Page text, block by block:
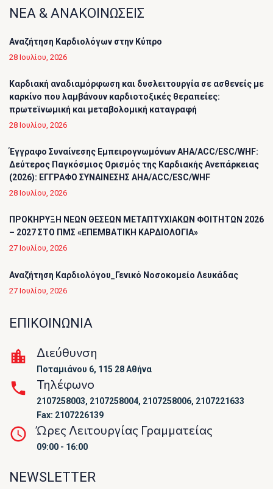
ΝΕΑ & ΑΝΑΚΟΙΝΩΣΕΙΣ
Αναζήτηση Καρδιολόγων στην Κύπρο
28 Ιουλίου, 2026
Καρδιακή αναδιαμόρφωση και δυσλειτουργία σε ασθενείς με
καρκίνο που λαμβάνουν καρδιοτοξικές θεραπείες:
πρωτεϊνωμική και μεταβολομική καταγραφή
28 Ιουλίου, 2026
Έγγραφο Συναίνεσης Εμπειρογνωμόνων AHA/ACC/ESC/WHF:
Δεύτερος Παγκόσμιος Ορισμός της Καρδιακής Ανεπάρκειας
(2026): ΕΓΓΡΑΦΟ ΣΥΝΑΙΝΕΣΗΣ AHA/ACC/ESC/WHF
28 Ιουλίου, 2026
ΠΡΟΚΗΡΥΞΗ ΝΕΩΝ ΘΕΣΕΩΝ ΜΕΤΑΠΤΥΧΙΑΚΩΝ ΦΟΙΤΗΤΩΝ 2026
– 2027 ΣΤΟ ΠΜΣ «ΕΠΕΜΒΑΤΙΚΗ ΚΑΡΔΙΟΛΟΓΙΑ»
27 Ιουλίου, 2026
Αναζήτηση Καρδιολόγου_Γενικό Νοσοκομείο Λευκάδας
27 Ιουλίου, 2026
ΕΠΙΚΟΙΝΩΝΙΑ
Διεύθυνση
Ποταμιάνου 6, 115 28 Αθήνα
Τηλέφωνο
2107258003, 2107258004, 2107258006, 2107221633
Fax: 2107226139
Ώρες Λειτουργίας Γραμματείας
09:00 - 16:00
NEWSLETTER